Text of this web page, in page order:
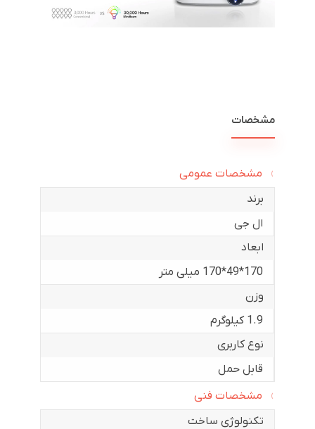
مشخصات
مشخصات عمومی
برند
ال جی
ابعاد
170*49*170 میلی متر
وزن
1.9 کیلوگرم
نوع کاربری
قابل حمل
مشخصات فنی
تکنولوژی ساخت